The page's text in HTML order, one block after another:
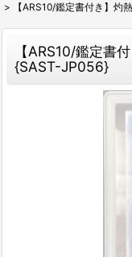
>
【ARS10/鑑定書付き】
【ARS10/鑑定書
{SAST-JP056}